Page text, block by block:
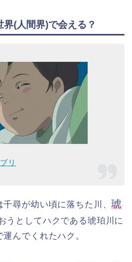
(人間界)で会える？
リ
千尋が幼い頃に落ちた川、琥
うとしてハクである琥珀川に
んでくれたハク。